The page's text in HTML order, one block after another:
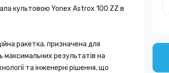
культовою Yonex Astrox 100 ZZ в
ракетка, призначена для
максимальних результатів на
та інженерні рішення, що